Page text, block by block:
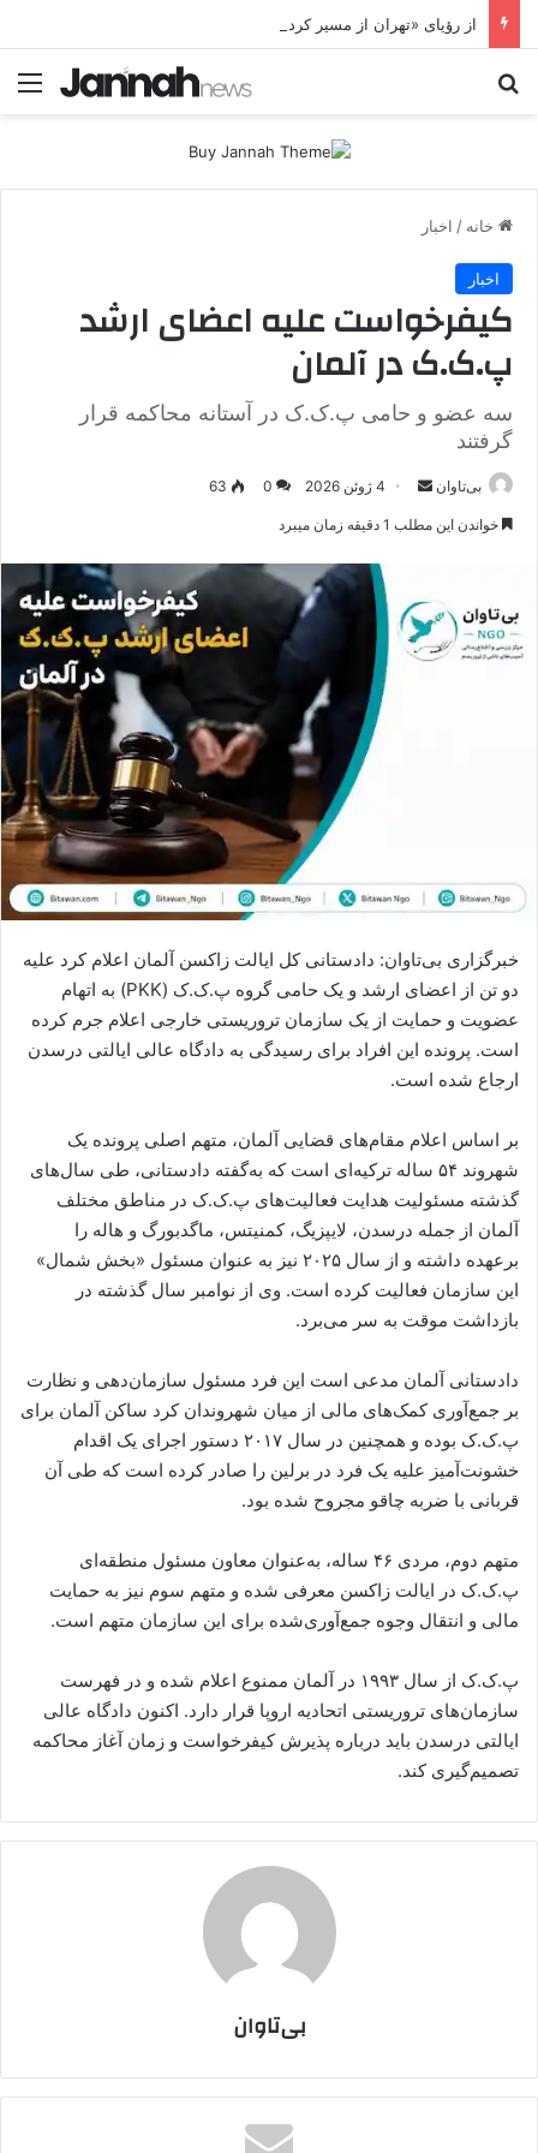
خانه / اخبار
اخبار
کیفرخواست علیه اعضای ارشد
پ.ک.ک در آلمان
سه عضو و حامی پ.ک.ک در آستانه محاکمه قرار
گرفتند
بی‌تاوان
ر
ل
ا
ی
4 ژوئن 2026 0
63
خواندن این مطلب 1 دقیقه زمان میبرد
خبرگزاری بی‌تاوان: دادستانی کل ایالت زاکسن آلمان اعلام کرد علیه
دو تن از اعضای ارشد و یک حامی گروه پ.ک.ک (PKK) به اتهام
عضویت و حمایت از یک سازمان تروریستی خارجی اعلام جرم کرده
است. پرونده این افراد برای رسیدگی به دادگاه عالی ایالتی درسدن
ارجاع شده است.
بر اساس اعلام مقام‌های قضایی آلمان، متهم اصلی پرونده یک
شهروند ۵۴ ساله ترکیه‌ای است که به‌گفته دادستانی، طی سال‌های
گذشته مسئولیت هدایت فعالیت‌های پ.ک.ک در مناطق مختلف
آلمان از جمله درسدن، لایپزیگ، کمنیتس، ماگدبورگ و هاله را
برعهده داشته و از سال ۲۰۲۵ نیز به عنوان مسئول «بخش شمال»
این سازمان فعالیت کرده است. وی از نوامبر سال گذشته در
بازداشت موقت به سر می‌برد.
دادستانی آلمان مدعی است این فرد مسئول سازمان‌دهی و نظارت
بر جمع‌آوری کمک‌های مالی از میان شهروندان کرد ساکن آلمان برای
پ.ک.ک بوده و همچنین در سال ۲۰۱۷ دستور اجرای یک اقدام
خشونت‌آمیز علیه یک فرد در برلین را صادر کرده است که طی آن
قربانی با ضربه چاقو مجروح شده بود.
متهم دوم، مردی ۴۶ ساله، به‌عنوان معاون مسئول منطقه‌ای
پ.ک.ک در ایالت زاکسن معرفی شده و متهم سوم نیز به حمایت
مالی و انتقال وجوه جمع‌آوری‌شده برای این سازمان متهم است.
پ.ک.ک از سال ۱۹۹۳ در آلمان ممنوع اعلام شده و در فهرست
سازمان‌های تروریستی اتحادیه اروپا قرار دارد. اکنون دادگاه عالی
ایالتی درسدن باید درباره پذیرش کیفرخواست و زمان آغاز محاکمه
تصمیم‌گیری کند.
بی‌تاوان